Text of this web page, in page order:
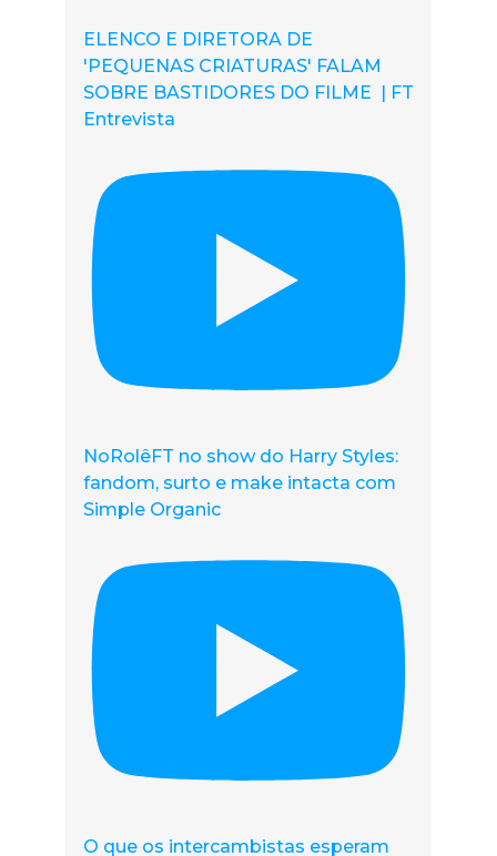
ELENCO E DIRETORA DE
'PEQUENAS CRIATURAS' FALAM
SOBRE BASTIDORES DO FILME | FT
Entrevista
NoRolêFT no show do Harry Styles:
fandom, surto e make intacta com
Simple Organic
O que os intercambistas esperam